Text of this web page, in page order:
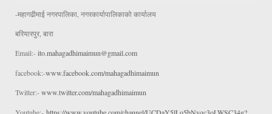
-महागढीमाई नगरपालिका, नगरकार्यापालिकाको कार्यालय
बरियारपुर, बारा
Email:-ito.mahagadhimaimun@gmail.com
facebook:-www.facebook.com/mahagadhimaimun
Twitter:-www.twitter.com/mahagadhimaimun
Youtube:- https://www.youtube.com/channel/UCDaY5lLo5bNvqc3oLWSC34g?